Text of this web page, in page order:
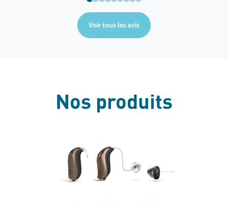
Voir tous les avis
Nos produits